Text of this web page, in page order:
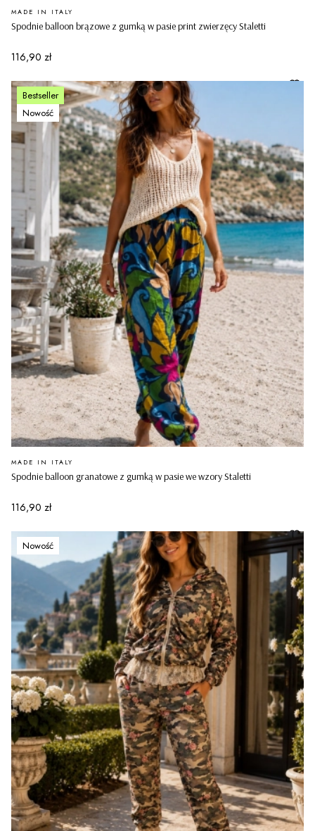
Spodnie balloon brązowe z gumką w pasie print zwierzęcy Staletti
PRODUCENT
MADE IN ITALY
Cena
116,90 zł
Bestseller
Nowość
Spodnie balloon granatowe z gumką w pasie we wzory Staletti
PRODUCENT
MADE IN ITALY
Cena
116,90 zł
Nowość